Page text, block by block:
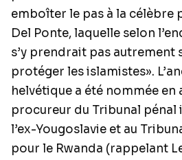
emboîter le pas à la célèbre
Del Ponte, laquelle selon
s’y prendrait pas autrement
protéger les islamistes».
helvétique a été nommée en
procureur du Tribunal
l’ex-Yougoslavie et au
pour le Rwanda (rappelant